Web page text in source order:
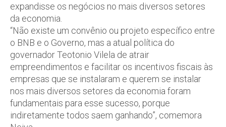
expandisse os negócios no mais diversos setores
da economia.
“Não existe um convênio ou projeto específico entre
o BNB e o Governo, mas a atual política do
governador Teotonio Vilela de atrair
empreendimentos e facilitar os incentivos fiscais às
empresas que se instalaram e querem se instalar
nos mais diversos setores da economia foram
fundamentais para esse sucesso, porque
indiretamente todos saem ganhando”, comemora